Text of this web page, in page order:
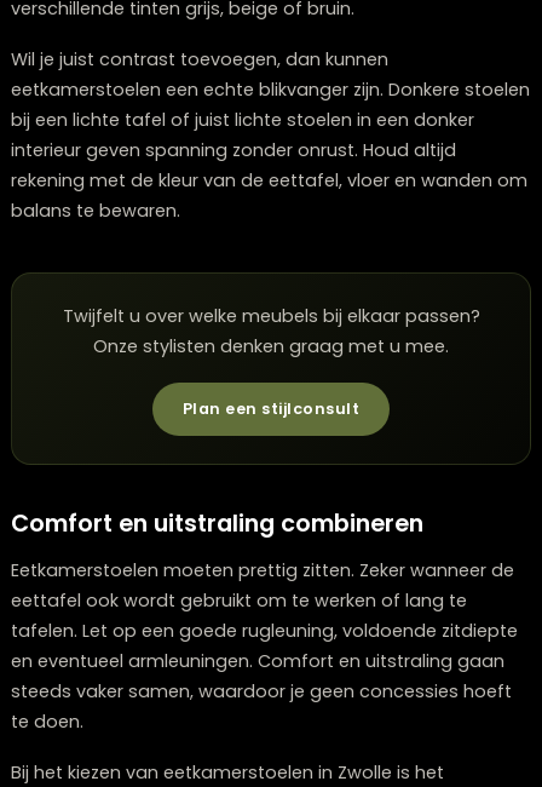
ervaren wat het beste past bij het dagelijks gebruik.
Kleurgebruik bepaalt de sfeer aan tafel
Kleur heeft veel invloed op de uitstraling van de
Door eetkamerstoelen af te stemmen op bestaande
kleuren ontstaat een rustig geheel. Ton sur ton werken
verschillende tinten grijs, beige of bruin.
Wil je juist contrast toevoegen, dan kunnen
bij een lichte tafel of juist lichte stoelen in een donker
interieur geven spanning zonder onrust. Houd altijd
balans te bewaren.
Twijfelt u over welke meubels bij elkaar passen?
Onze stylisten denken graag met u mee.